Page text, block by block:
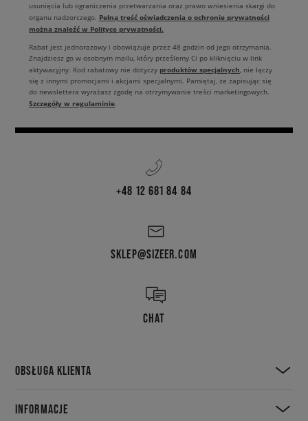
usunięcia lub ograniczenia przetwarzania oraz prawo wniesienia skargi do
organu nadzorczego. Pełną treść oświadczenia o ochronie prywatności
można znaleźć w Polityce prywatności.
Rabat jest jednorazowy i obowiązuje przez 48 godzin od jego otrzymania.
Znajdziesz go w osobnym mailu, który prześlemy Ci po kliknięciu w link
aktywacyjny. Kod rabatowy nie dotyczy produktów specjalnych, nie łączy
się z innymi promocjami i akcjami specjalnymi. Pamiętaj, że zapisując się
do newslettera wyrażasz zgodę na otrzymywanie treści marketingowych.
Szczegóły w regulaminie.
+48 12 681 84 84
SKLEP@SIZEER.COM
CHAT
OBSŁUGA KLIENTA
INFORMACJE